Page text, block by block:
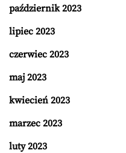
październik 2023
lipiec 2023
czerwiec 2023
maj 2023
kwiecień 2023
marzec 2023
luty 2023